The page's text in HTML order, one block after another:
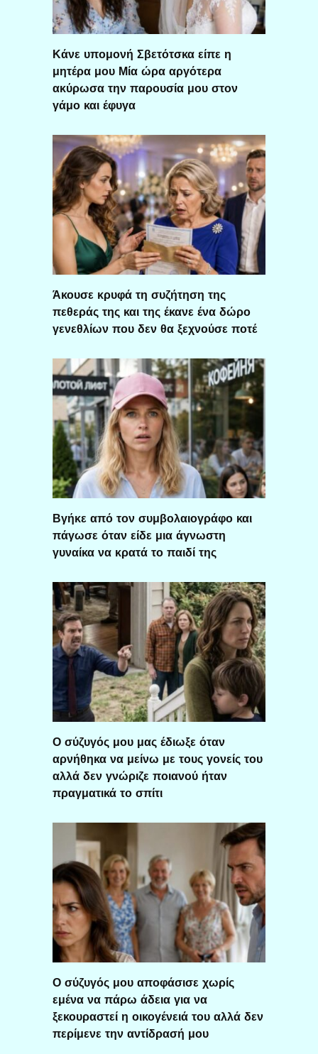
Κάνε υπομονή Σβετότσκα είπε η
μητέρα μου Μία ώρα αργότερα
ακύρωσα την παρουσία μου στον
γάμο και έφυγα
Άκουσε κρυφά τη συζήτηση της
πεθεράς της και της έκανε ένα δώρο
γενεθλίων που δεν θα ξεχνούσε ποτέ
Βγήκε από τον συμβολαιογράφο και
πάγωσε όταν είδε μια άγνωστη
γυναίκα να κρατά το παιδί της
Ο σύζυγός μου μας έδιωξε όταν
αρνήθηκα να μείνω με τους γονείς του
αλλά δεν γνώριζε ποιανού ήταν
πραγματικά το σπίτι
Ο σύζυγός μου αποφάσισε χωρίς
εμένα να πάρω άδεια για να
ξεκουραστεί η οικογένειά του αλλά δεν
περίμενε την αντίδρασή μου